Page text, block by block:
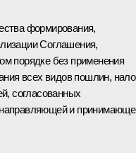
формирования,
Соглашения,
порядке без применения
всех видов пошлин,
согласованных
и